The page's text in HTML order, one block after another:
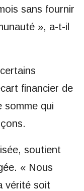
sans fournir
», a-t-il
financier de
somme qui
soutient
« Nous
vérité soit